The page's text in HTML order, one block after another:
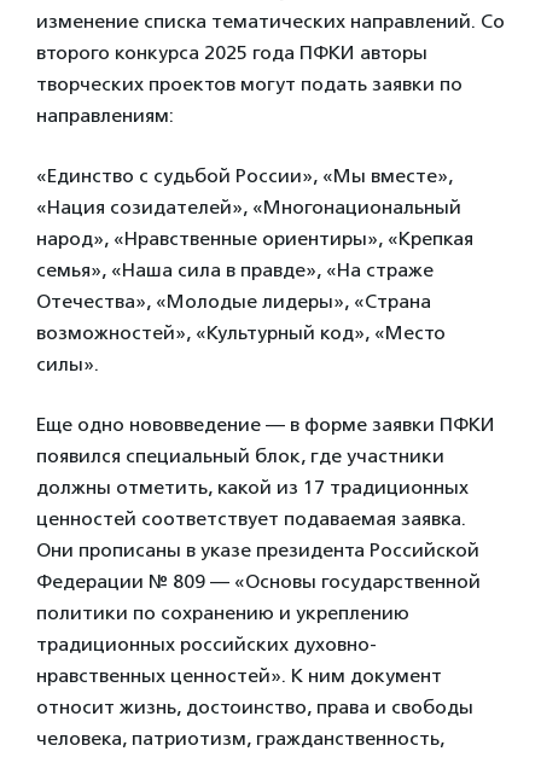
изменение списка тематических направлений. Со
второго конкурса 2025 года ПФКИ авторы
творческих проектов могут подать заявки по
направлениям:
«Единство с судьбой России», «Мы вместе»,
«Нация созидателей», «Многонациональный
народ», «Нравственные ориентиры», «Крепкая
семья», «Наша сила в правде», «На страже
Отечества», «Молодые лидеры», «Страна
возможностей», «Культурный код», «Место
силы».
Еще одно нововведение — в форме заявки ПФКИ
появился специальный блок, где участники
должны отметить, какой из 17 традиционных
ценностей соответствует подаваемая заявка.
Они прописаны в указе президента Российской
Федерации № 809 — «Основы государственной
политики по сохранению и укреплению
традиционных российских духовно-
нравственных ценностей». К ним документ
относит жизнь, достоинство, права и свободы
человека, патриотизм, гражданственность,